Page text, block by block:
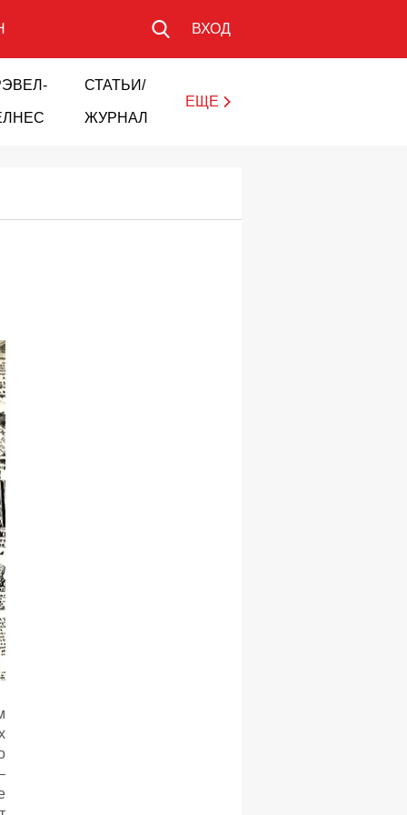
ВХОД
СТАТЬИ/
ЖУРНАЛ
ЕЩЕ